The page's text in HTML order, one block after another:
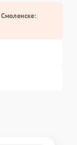
Смоленске: